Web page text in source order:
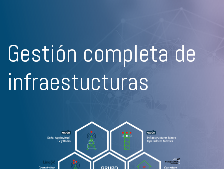
Gestión completa de
infraestucturas